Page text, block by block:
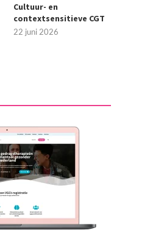
Cultuur- en
contextsensitieve CGT
22 juni 2026